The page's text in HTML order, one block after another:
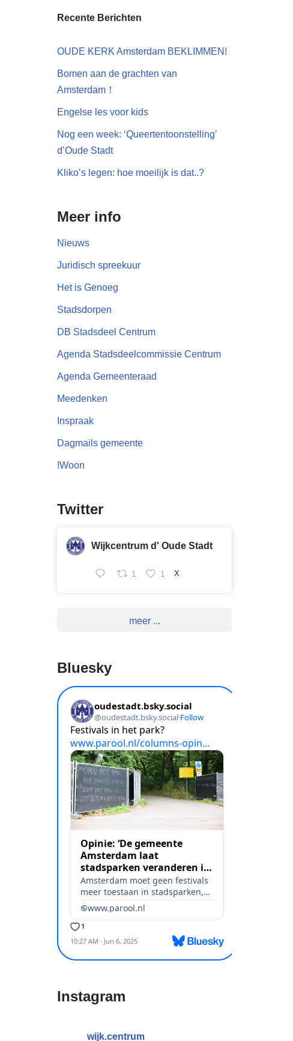
Recente Berichten
OUDE KERK Amsterdam BEKLIMMEN!
Bomen aan de grachten van
Amsterdam！
Engelse les voor kids
Nog een week: ‘Queertentoonstelling’
d’Oude Stadt
Kliko’s legen: hoe moeilijk is dat..?
Meer info
Nieuws
Juridisch spreekuur
Het is Genoeg
Stadsdorpen
DB Stadsdeel Centrum
Agenda Stadsdeelcommissie Centrum
Agenda Gemeenteraad
Meedenken
Inspraak
Dagmails gemeente
!Woon
Twitter
Wijkcentrum d' Oude Stadt
1 1 X
meer ...
Bluesky
Instagram
wijk.centrum